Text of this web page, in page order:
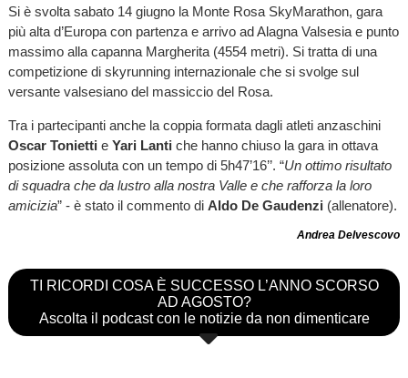
Si è svolta sabato 14 giugno la Monte Rosa SkyMarathon, gara
più alta d’Europa con partenza e arrivo ad Alagna Valsesia e punto
massimo alla capanna Margherita (4554 metri). Si tratta di una
competizione di skyrunning internazionale che si svolge sul
versante valsesiano del massiccio del Rosa.
Tra i partecipanti anche la coppia formata dagli atleti anzaschini
Oscar Tonietti e Yari Lanti che hanno chiuso la gara in ottava
posizione assoluta con un tempo di 5h47’16’’. “Un ottimo risultato
di squadra che da lustro alla nostra Valle e che rafforza la loro
amicizia” - è stato il commento di Aldo De Gaudenzi (allenatore).
Andrea Delvescovo
TI RICORDI COSA È SUCCESSO L’ANNO SCORSO
AD AGOSTO?
Ascolta il podcast con le notizie da non dimenticare